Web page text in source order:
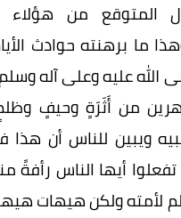
المتوقع من هؤلاء
ما برهنته حوادث
الله عليه وعلى آله
من أَثَرَةٍ وحيفٍ
ويبين للناس أن
أيها الناس رأفةً
لأمته ولكن هيهات